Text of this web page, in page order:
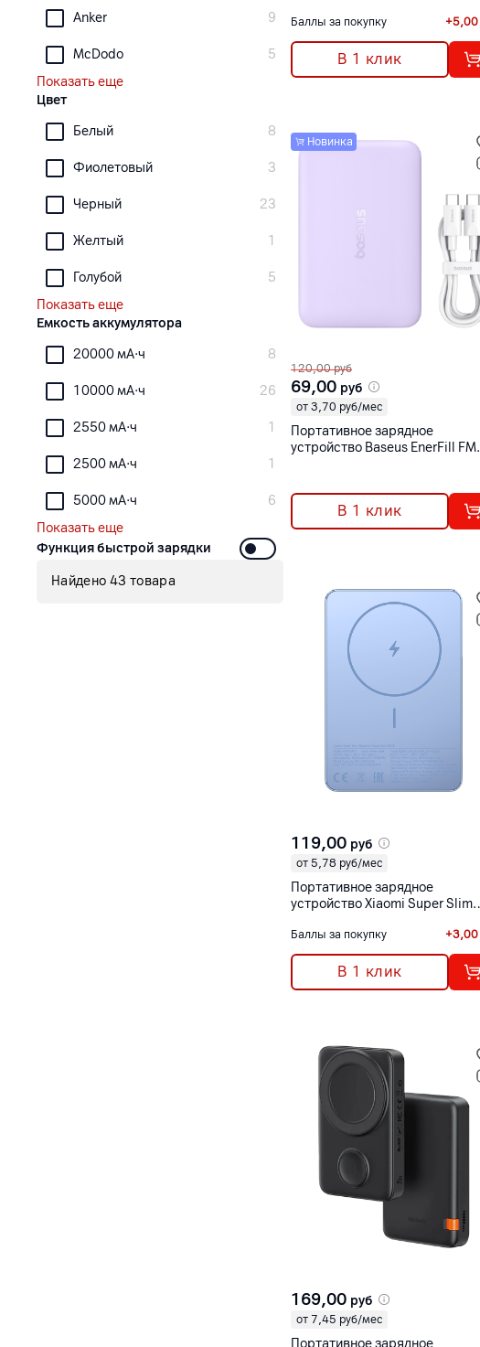
Anker 9
McDodo
5
Показать еще
Цвет
Белый
8
Фиолетовый 3
Черный 23
Желтый 1
Голубой
5
Показать еще
Емкость аккумулятора
20000 мА·ч
8
10000 мА·ч 26
2550 мА·ч 1
2500 мА·ч 1
5000 мА·ч
6
Показать еще
Функция быстрой зарядки
Найдено 43 товара
выдвижной кабель USB Type-
черный [A1695H11]
Баллы за покупку +5,00
В 1 клик
Новинка
120,00 руб
69,00 руб
от 3,70 руб/мес
Портативное зарядное
устройство Baseus EnerFill
В 1 клик
119,00 руб
от 5,78 руб/мес
Портативное зарядное
устройство Xiaomi Super Slim
голубой [WPB0507S]
Баллы за покупку +3,00
В 1 клик
169,00 руб
от 7,45 руб/мес
Портативное зарядное